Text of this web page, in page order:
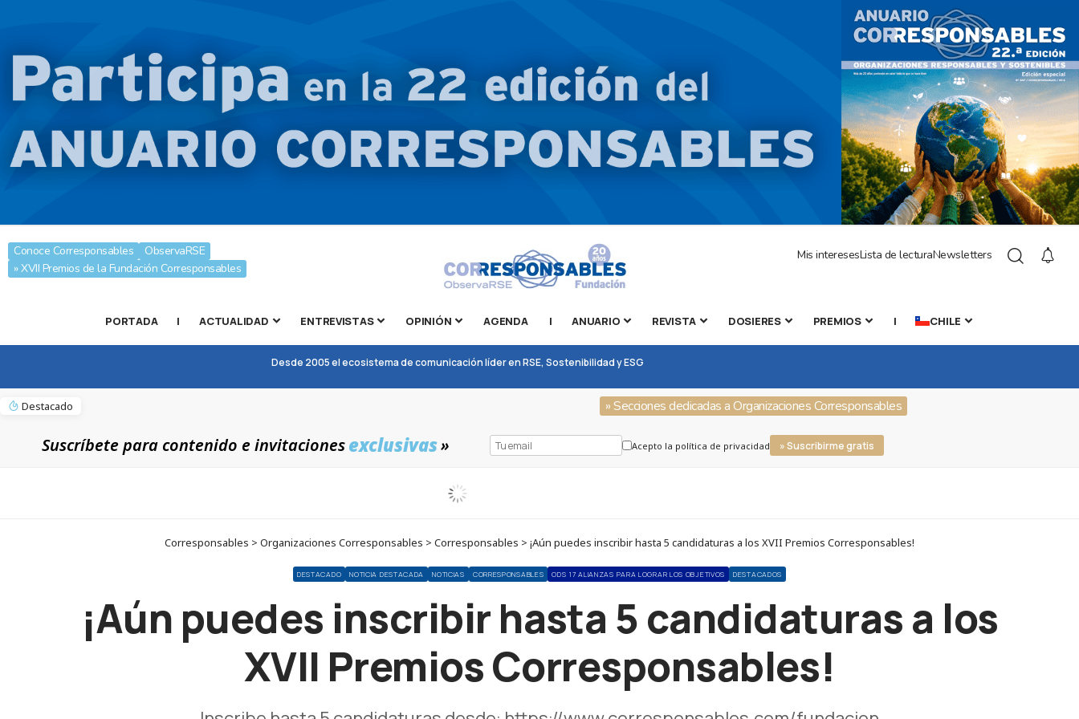
Conoce Corresponsables
ObservaRSE
» XVII Premios de la Fundación Corresponsables
Mis interesesLista de lecturaNewsletters
PORTADA | ACTUALIDAD ENTREVISTAS OPINIÓN AGENDA | ANUARIO REVISTA DOSIERES PREMIOS | CHILE
Desde 2005 el ecosistema de comunicación líder en RSE, Sostenibilidad y ESG
Destacado » Secciones dedicadas a Organizaciones Corresponsables
Suscríbete para contenido e invitacionesexclusivas» Acepto la política de privacidad » Suscribirme gratis
Corresponsables > Organizaciones Corresponsables > Corresponsables > ¡Aún puedes inscribir hasta 5 candidaturas a los XVII Premios Corresponsables!
DESTACADO NOTICIA DESTACADA NOTICIAS CORRESPONSABLES ODS 17 ALIANZAS PARA LOGRAR LOS OBJETIVOS DESTACADOS
¡Aún puedes inscribir hasta 5 candidaturas a los
XVII Premios Corresponsables!